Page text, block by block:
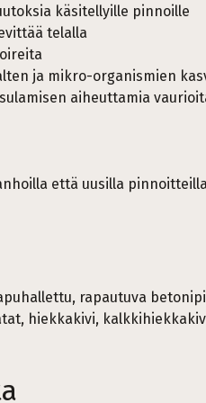
käsitellyille pinnoille
telalla
ja mikro-organismien
aiheuttamia
että uusilla pinnoitteilla
rapautuva
hiekkakivi,